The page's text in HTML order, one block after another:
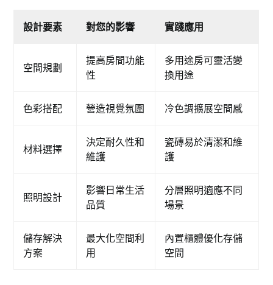
設計要素 對您的影響 實踐應用
空間規劃
提高房間功能
性
多用途房可靈活變
換用途
色彩搭配 營造視覺氛圍 冷色調擴展空間感
材料選擇
決定耐久性和
維護
瓷磚易於清潔和維
護
照明設計
影響日常生活
品質
分層照明適應不同
場景
儲存解決
方案
最大化空間利
用
內置櫃體優化存儲
空間